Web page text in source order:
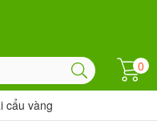
0
cẩu vàng